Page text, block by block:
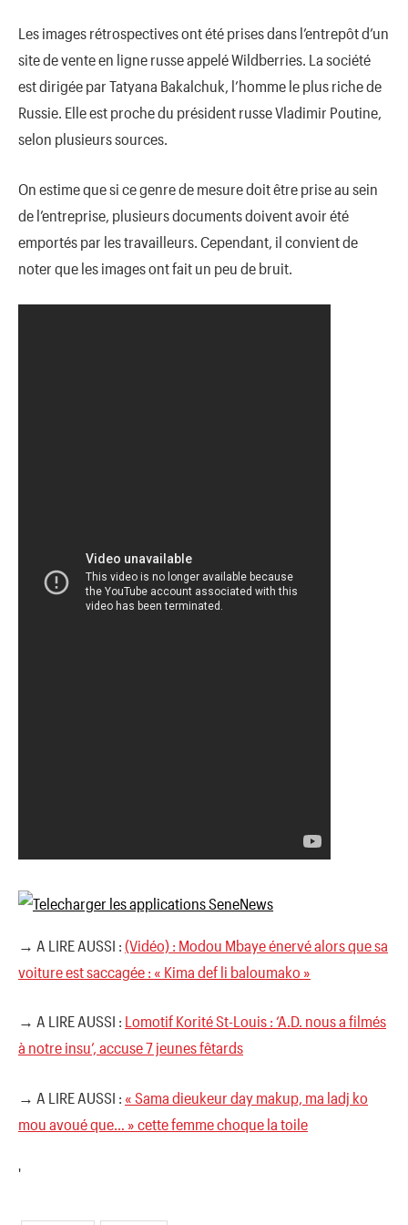
Les images rétrospectives ont été prises dans l’entrepôt d’un
site de vente en ligne russe appelé Wildberries. La société
est dirigée par Tatyana Bakalchuk, l’homme le plus riche de
Russie. Elle est proche du président russe Vladimir Poutine,
selon plusieurs sources.
On estime que si ce genre de mesure doit être prise au sein
de l’entreprise, plusieurs documents doivent avoir été
emportés par les travailleurs. Cependant, il convient de
noter que les images ont fait un peu de bruit.
→ A LIRE AUSSI : (Vidéo) : Modou Mbaye énervé alors que sa
voiture est saccagée : « Kima def li baloumako »
→ A LIRE AUSSI : Lomotif Korité St-Louis : ‘A.D. nous a filmés
à notre insu’, accuse 7 jeunes fêtards
→ A LIRE AUSSI : « Sama dieukeur day makup, ma ladj ko
mou avoué que… » cette femme choque la toile
'